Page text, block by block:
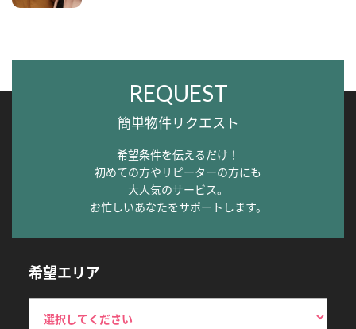
REQUEST
簡単物件リクエスト
希望条件を伝えるだけ！
初めての方やリピーターの方にも
大人気のサービス。
お忙しいあなたをサポートします。
希望エリア